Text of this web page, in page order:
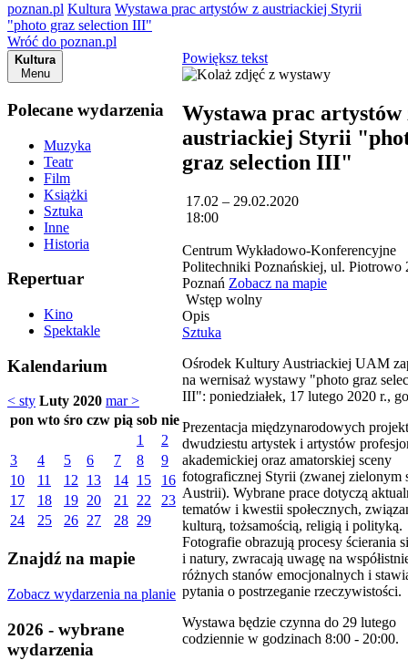
poznan.pl Kultura Wystawa prac artystów z austriackiej Styrii
"photo graz selection III"
Wróć do poznan.pl
Kultura
Menu
Polecane wydarzenia
Muzyka
Teatr
Film
Książki
Sztuka
Inne
Historia
Repertuar
Kino
Spektakle
Kalendarium
< sty Luty 2020 mar >
pon wto śro czw pią sob nie
1
2
3
4 5 6 7 8
9
10
11 12 13 14 15
16
17
18 19 20 21 22
23
24
25 26 27 28 29
Znajdź na mapie
Zobacz wydarzenia na planie
2026 - wybrane
wydarzenia
Powiększ tekst
Wystawa prac artystów
austriackiej Styrii
graz selection III"
17.02 – 29.02.2020
18:00
Centrum Wykładowo-Konferencyjne
Politechniki Poznańskiej, ul. Piotrowo
Poznań Zobacz na mapie
Wstęp wolny
Opis
Sztuka
Ośrodek Kultury Austriackiej UAM
na wernisaż wystawy "photo graz
III": poniedziałek, 17 lutego 2020 r.,
Prezentacja międzynarodowych
dwudziestu artystek i artystów
akademickiej oraz amatorskiej sceny
fotograficznej Styrii (zwanej zielonym
Austrii). Wybrane prace dotyczą
tematów i kwestii społecznych,
kulturą, tożsamością, religią i polityką.
Fotografie obrazują procesy ścierania
i natury, zwracają uwagę na
różnych stanów emocjonalnych i
pytania o postrzeganie rzeczywistości.
Wystawa będzie czynna do 29 lutego
codziennie w godzinach 8:00 - 20:00.